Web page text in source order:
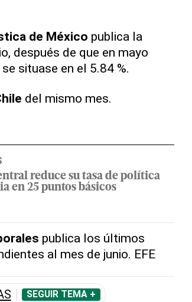
de México publica la
después de que en mayo
situase en el 5.84 %.
del mismo mes.
reduce su tasa de política
en 25 puntos básicos
publica los últimos
al mes de junio. EFE
SEGUIR TEMA +